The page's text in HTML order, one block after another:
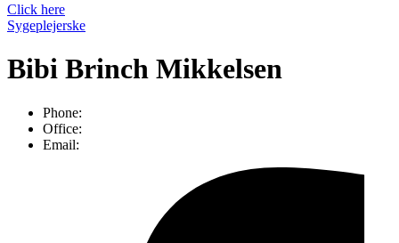
Click here
Sygeplejerske
Bibi Brinch Mikkelsen
Phone:
Office:
Email: